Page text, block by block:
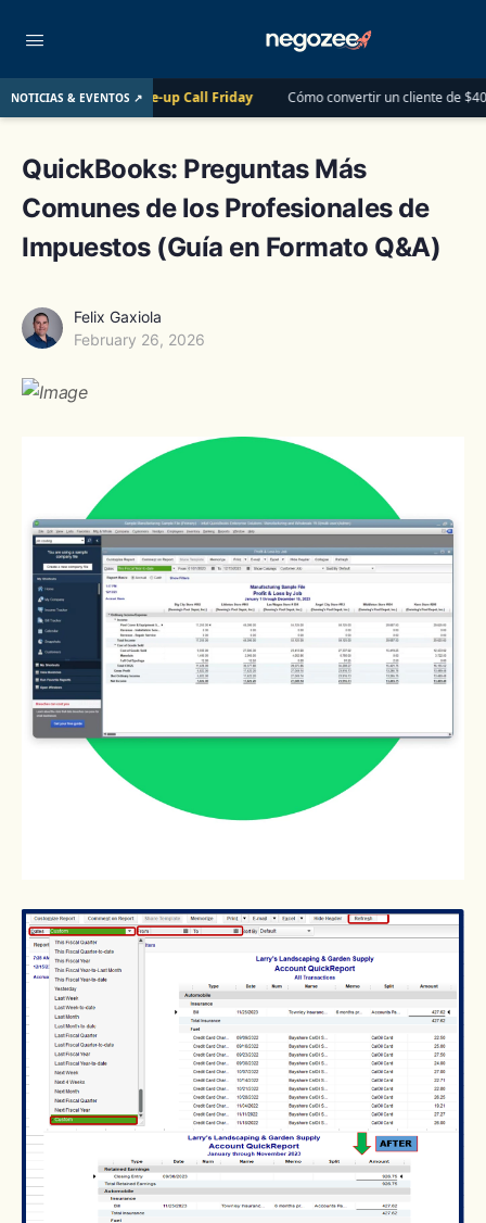
NOTICIAS & EVENTOS ↗
Wake-up Call Friday Cómo convertir un cliente de $400 en una
QuickBooks: Preguntas Más
Comunes de los Profesionales de
Impuestos (Guía en Formato Q&A)
Felix Gaxiola
February 26, 2026